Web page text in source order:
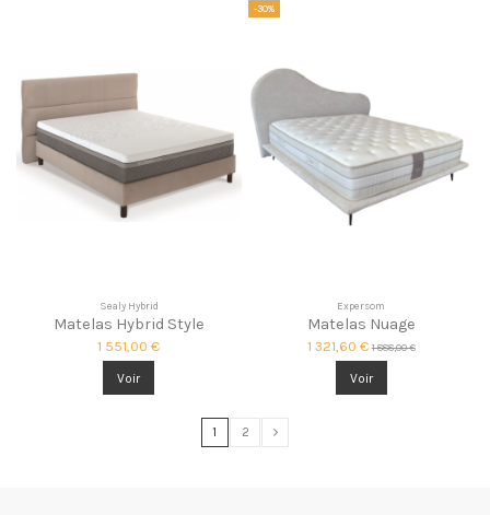
Sealy Hybrid
Matelas Hybrid Style
1 551,00 €
Voir
-30%
Expersom
Matelas Nuage
1 321,60 € 1 888,00 €
Voir
1 2